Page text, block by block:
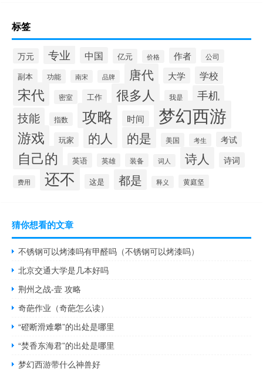
标签
万元 专业 中国 亿元 价格 作者 公司
副本 功能 南宋 品牌 唐代 大学 学校
宋代 密室 工作 很多人 我是
手机
技能
指数 攻略 时间 梦幻西游
游戏 玩家 的人 的是 美国 考生 考试
自己的 英语 英雄 装备 词人 诗人 诗词
费用 还不 这是 都是 释义 黄庭坚
猜你想看的文章
不锈钢可以烤漆吗有甲醛吗（不锈钢可以烤漆吗）
北京交通大学是几本好吗
荆州之战-壹 攻略
奇葩作业（奇葩怎么读）
“磴断滑难攀”的出处是哪里
“焚香东海君”的出处是哪里
梦幻西游带什么神兽好